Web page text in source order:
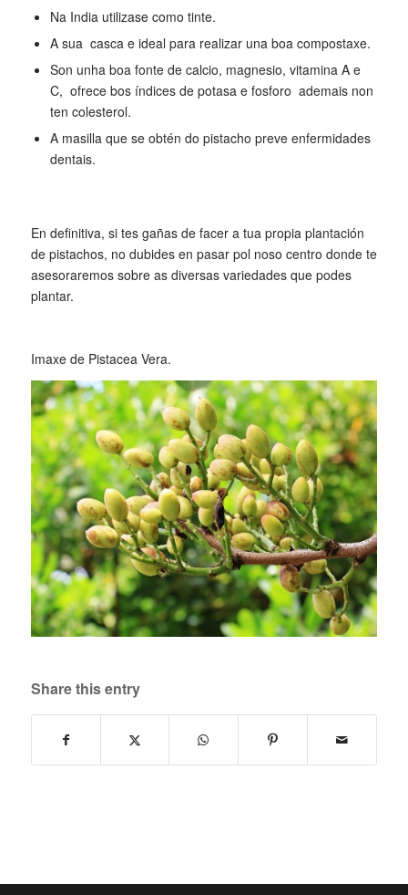
Na India utilizase como tinte.
A sua casca e ideal para realizar una boa compostaxe.
Son unha boa fonte de calcio, magnesio, vitamina A e
C, ofrece bos índices de potasa e fosforo ademais non
ten colesterol.
A masilla que se obtén do pistacho preve enfermidades
dentais.
En definitiva, si tes gañas de facer a tua propia plantación
de pistachos, no dubides en pasar pol noso centro donde te
asesoraremos sobre as diversas variedades que podes
plantar.
Imaxe de Pistacea Vera.
Share this entry